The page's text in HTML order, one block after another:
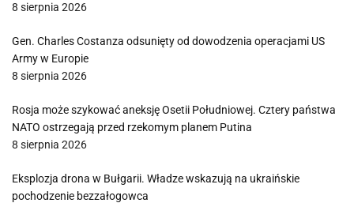
8 sierpnia 2026
Gen. Charles Costanza odsunięty od dowodzenia operacjami US
Army w Europie
8 sierpnia 2026
Rosja może szykować aneksję Osetii Południowej. Cztery państwa
NATO ostrzegają przed rzekomym planem Putina
8 sierpnia 2026
Eksplozja drona w Bułgarii. Władze wskazują na ukraińskie
pochodzenie bezzałogowca